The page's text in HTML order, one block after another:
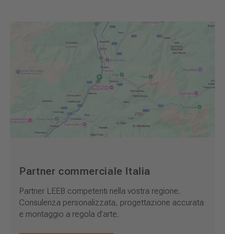
Partner commerciale Italia
Partner LEEB competenti nella vostra regione.
Consulenza personalizzata, progettazione accurata
e montaggio a regola d’arte.